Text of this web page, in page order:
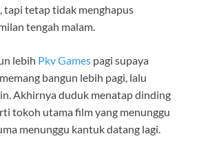
tapi tetap tidak menghapus
tengah malam.
lebih Pkv Games pagi supaya
bangun lebih pagi, lalu
Akhirnya duduk menatap dinding
tokoh utama film yang menunggu
menunggu kantuk datang lagi.